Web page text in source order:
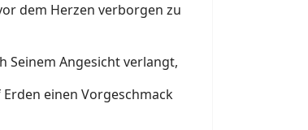
dem Herzen verborgen zu
Seinem Angesicht verlangt,
einen Vorgeschmack